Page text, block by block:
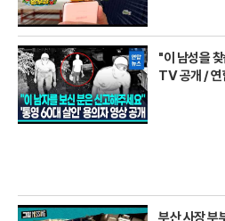
"이 남성을
TV 공개 /
부산 사장 부